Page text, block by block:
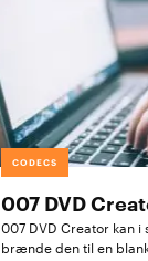
CODECS
007 DVD
007 DVD Creator kan i
brænde den til en